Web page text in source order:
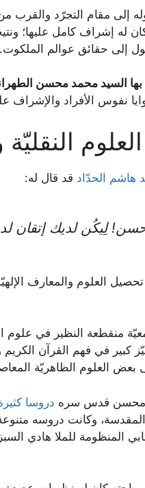
إلى مقام التجرّد والقرب
له إشراف كامل عليها؛
إلى حقائق عوالم الملكوت.
بها السيد محمد محسن
نفوس الأفراد والإشراف
النقليّة
هاشم الحدّاد قد قال له:
لِيكُن لديك إتقان
العلوم والمعارف
منقطعة النظير في علوم
كبير في فهم القرآن
بعض العلوم الظاهريّة
محسن قدس سره دروسا
وكانت دروسه
المنظومة للملا هادي